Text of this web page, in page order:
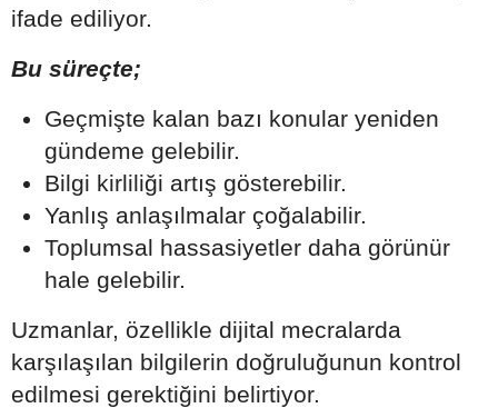
ifade ediliyor.
Bu süreçte;
Geçmişte kalan bazı konular yeniden
gündeme gelebilir.
Bilgi kirliliği artış gösterebilir.
Yanlış anlaşılmalar çoğalabilir.
Toplumsal hassasiyetler daha görünür
hale gelebilir.
Uzmanlar, özellikle dijital mecralarda
karşılaşılan bilgilerin doğruluğunun kontrol
edilmesi gerektiğini belirtiyor.